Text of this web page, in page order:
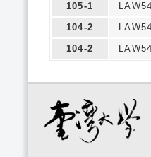
105-1
104-2
104-2